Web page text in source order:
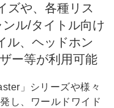
ズや、各種リス
ル/タイトル向け
ル、ヘッドホン
ー等が利用可能
」シリーズや様々
し、ワールドワイド